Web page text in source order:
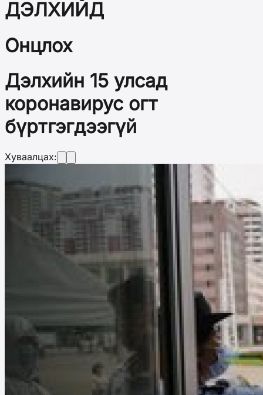
ДЭЛХИЙД
Онцлох
Дэлхийн 15 улсад
коронавирус огт
бүртгэгдээгүй
Хуваалцах: